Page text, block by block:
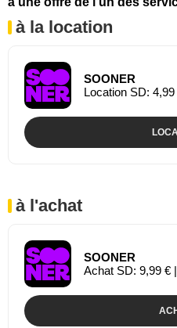
à la location
SOONER
Location SD:
à l'achat
SOONER
Achat SD: 9,99 €